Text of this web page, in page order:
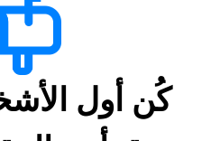
كُن أول